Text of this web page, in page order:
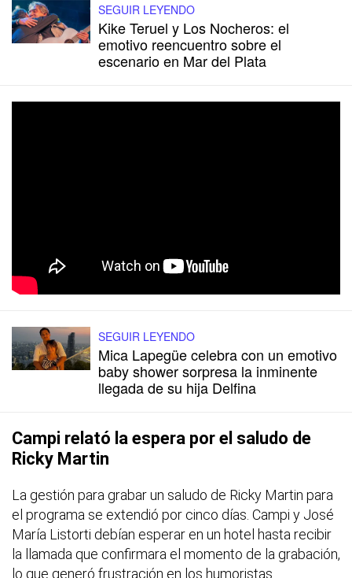
SEGUIR LEYENDO
Kike Teruel y Los Nocheros: el
emotivo reencuentro sobre el
escenario en Mar del Plata
SEGUIR LEYENDO
Mica Lapegüe celebra con un emotivo
baby shower sorpresa la inminente
llegada de su hija Delfina
Campi relató la espera por el saludo de
Ricky Martin
La gestión para grabar un saludo de Ricky Martin para
el programa se extendió por cinco días. Campi y José
María Listorti debían esperar en un hotel hasta recibir
la llamada que confirmara el momento de la grabación,
lo que generó frustración en los humoristas.